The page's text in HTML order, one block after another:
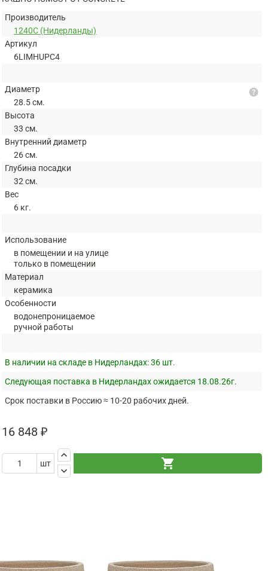
Производитель
1240C (Нидерланды)
Артикул
6LIMHUPC4
Диаметр
28.5 см.
Высота
33 см.
Внутренний диаметр
26 см.
Глубина посадки
32 см.
Вес
6 кг.
help
Использование
в помещении и на улице
только в помещении
Материал
керамика
Особенности
водонепроницаемое
ручной работы
В наличии на складе в Нидерландах:36 шт.
Следующая поставка в Нидерландах ожидается 18.08.26г.
Срок поставки в Россию ≈ 10-20 рабочих дней.
16 848 ₽
шт
keyboard_arrow_up
keyboard_arrow_down
shopping_cart